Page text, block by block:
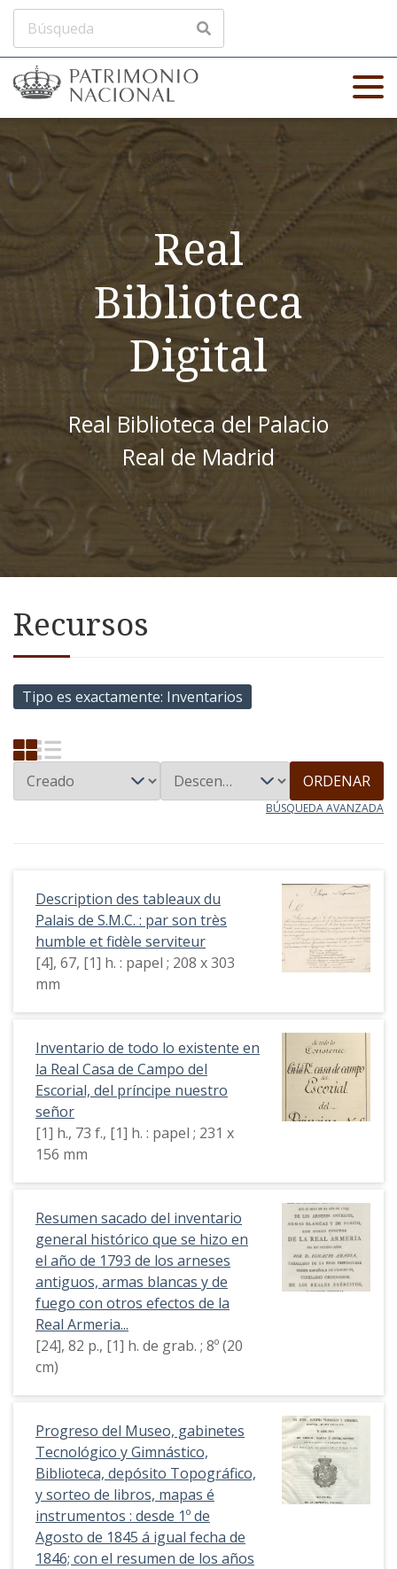
Real
Biblioteca
Digital
Real Biblioteca del Palacio
Real de Madrid
Recursos
Tipo es exactamente Inventarios
ORDENAR
BÚSQUEDA AVANZADA
Description des tableaux du
Palais de S.M.C. : par son très
humble et fidèle serviteur
[4], 67, [1] h. : papel ; 208 x 303
mm
Inventario de todo lo existente en
la Real Casa de Campo del
Escorial, del príncipe nuestro
señor
[1] h., 73 f., [1] h. : papel ; 231 x
156 mm
Resumen sacado del inventario
general histórico que se hizo en
el año de 1793 de los arneses
antiguos, armas blancas y de
fuego con otros efectos de la
Real Armeria...
[24], 82 p., [1] h. de grab. ; 8º (20
cm)
Progreso del Museo, gabinetes
Tecnológico y Gimnástico,
Biblioteca, depósito Topográfico,
y sorteo de libros, mapas é
instrumentos : desde 1º de
Agosto de 1845 á igual fecha de
1846; con el resumen de los años